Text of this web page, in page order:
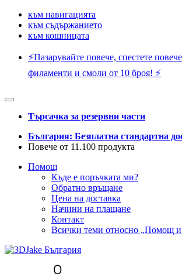
към навигацията
към съдържанието
към кошницата
⚡️Пазарувайте повече, спестете
филаменти и смоли от 10 броя! ⚡️
Търсачка за резервни части
България: Безплатна стандартна
Повече от 11.100 продукта
Помощ
Къде е поръчката ми?
Обратно връщане
Цена на доставка
Начини на плащане
Контакт
Всички теми относно „Помощ